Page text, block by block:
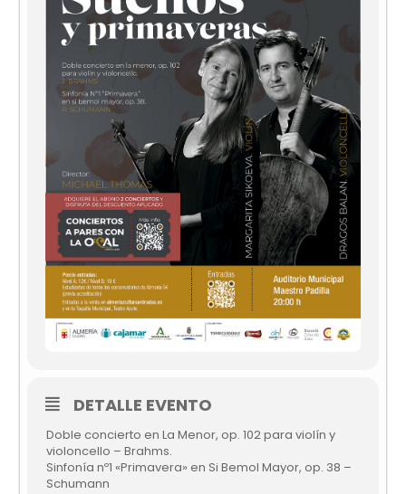
DETALLE EVENTO
Doble concierto en La Menor, op. 102 para violín y
violoncello – Brahms.
Sinfonía nº1 «Primavera» en Si Bemol Mayor, op. 38 –
Schumann